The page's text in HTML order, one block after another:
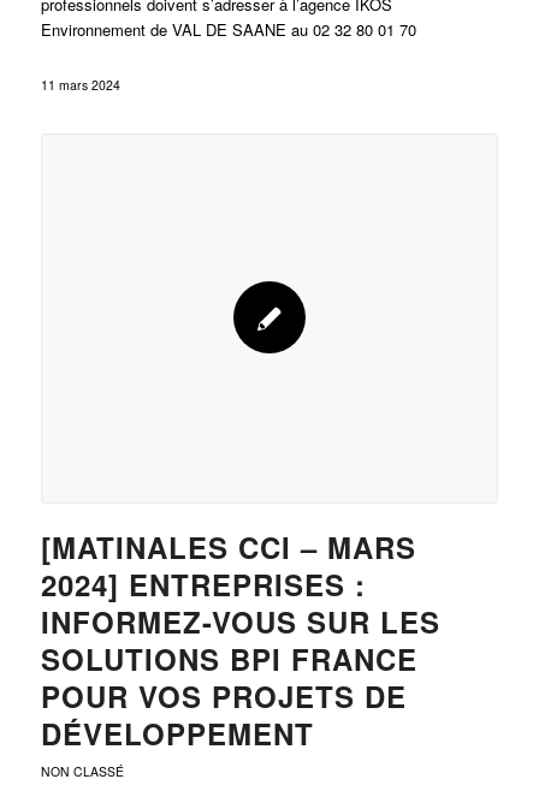
Environnement de VAL DE SAANE au 02 32 80 01 70
11 mars 2024
[MATINALES CCI – MARS
2024] ENTREPRISES :
INFORMEZ-VOUS SUR LES
SOLUTIONS BPI FRANCE
POUR VOS PROJETS DE
DÉVELOPPEMENT
NON CLASSÉ